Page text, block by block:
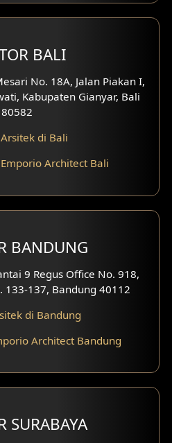
Hook
BALI
No. 18A, Jalan Piakan I,
Kabupaten Gianyar, Bali
80582
di Bali
Architect Bali
BANDUNG
9 Regus Office No. 918,
133-137, Bandung 40112
di Bandung
Architect Bandung
SURABAYA